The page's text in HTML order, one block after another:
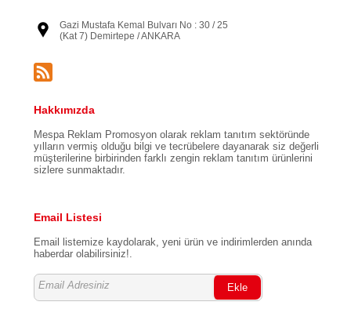
Gazi Mustafa Kemal Bulvarı No : 30 / 25
(Kat 7) Demirtepe / ANKARA
Hakkımızda
Mespa Reklam Promosyon olarak reklam tanıtım sektöründe
yılların vermiş olduğu bilgi ve tecrübelere dayanarak siz değerli
müşterilerine birbirinden farklı zengin reklam tanıtım ürünlerini
sizlere sunmaktadır.
Email Listesi
Email listemize kaydolarak, yeni ürün ve indirimlerden anında
haberdar olabilirsiniz!.
Ekle